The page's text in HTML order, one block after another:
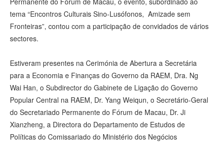
tema “Encontros Culturais Sino-Lusófonos, Amizade sem
Fronteiras”, contou com a participação de convidados de vários
sectores.
Estiveram presentes na Cerimónia de Abertura a Secretária
para a Economia e Finanças do Governo da RAEM, Dra. Ng
Wai Han, o Subdirector do Gabinete de Ligação do Governo
Popular Central na RAEM, Dr. Yang Weiqun, o Secretário-Geral
do Secretariado Permanente do Fórum de Macau, Dr. Ji
Xianzheng, a Directora do Departamento de Estudos de
Políticas do Comissariado do Ministério dos Negócios